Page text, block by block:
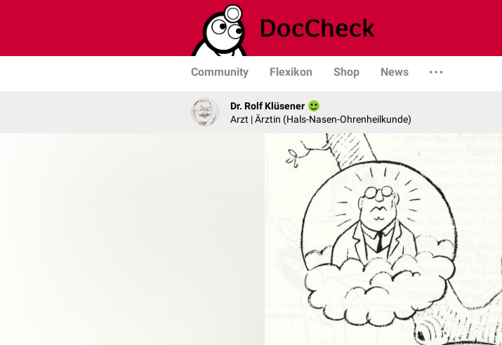
Community Flexikon Shop News
Dr. Rolf Klüsener
Arzt | Ärztin (Hals-Nasen-Ohrenheilkunde)